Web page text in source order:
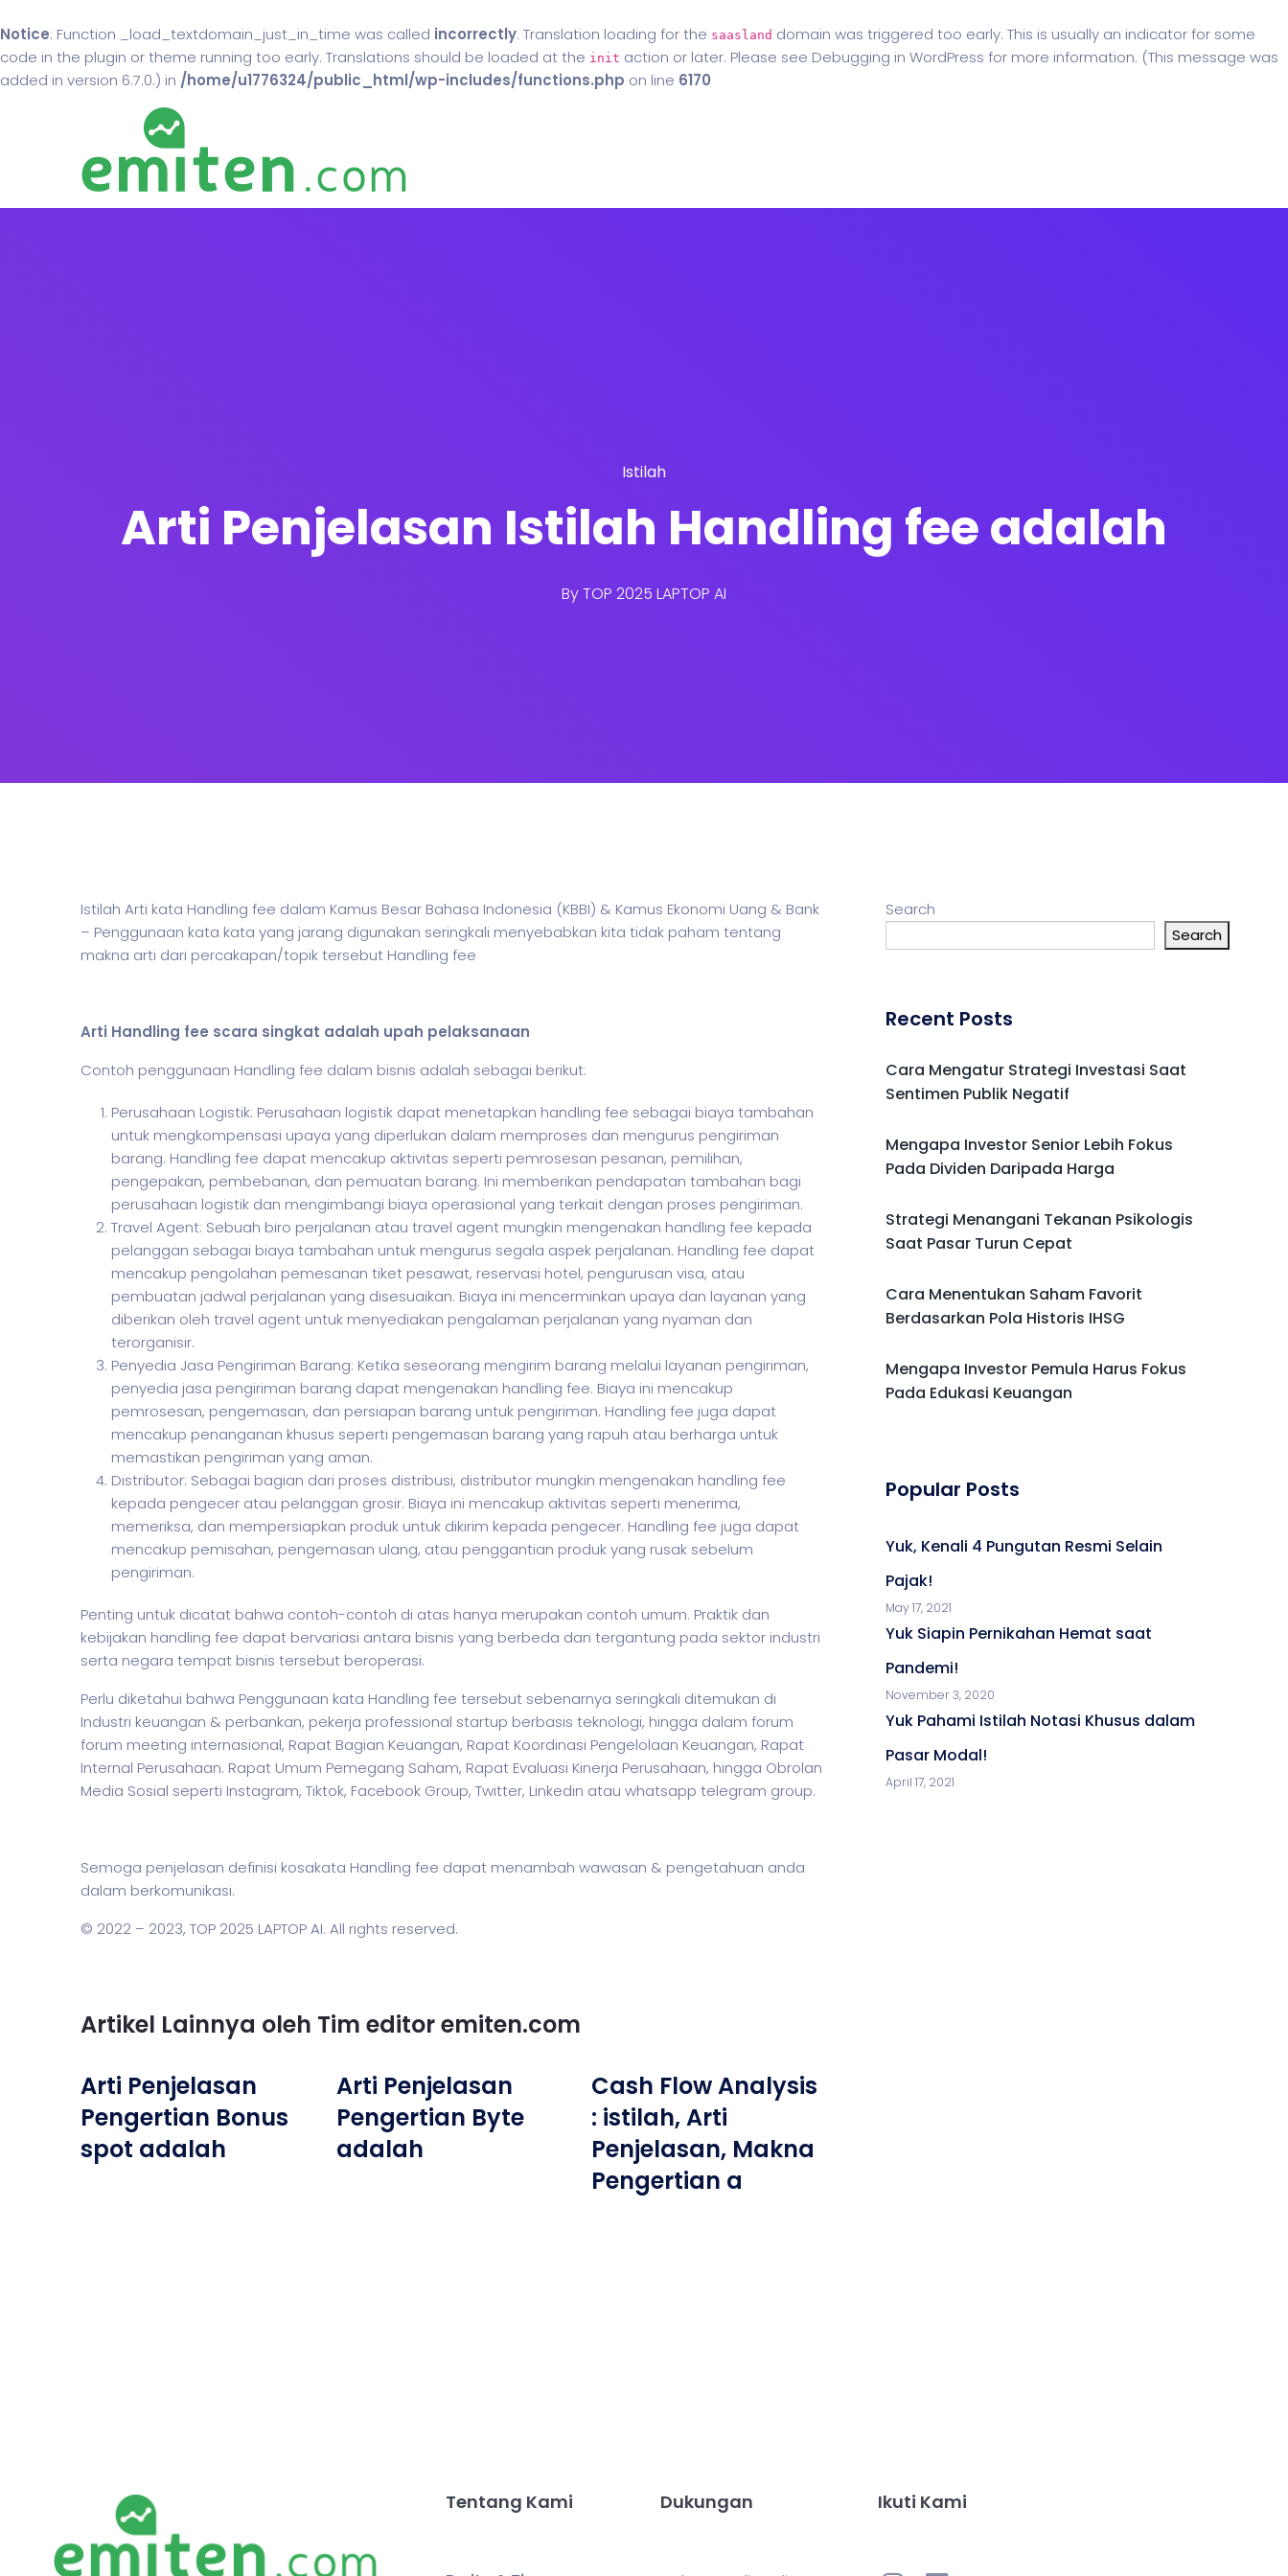
Notice: Function _load_textdomain_just_in_time was called incorrectly. Translation loading for the saasland domain was triggered too early. This is usually an indicator for some
code in the plugin or theme running too early. Translations should be loaded at the init action or later. Please see Debugging in WordPress for more information. (This message was
added in version 6.7.0.) in /home/u1776324/public_html/wp-includes/functions.php on line 6170
Istilah
Arti Penjelasan Istilah Handling fee adalah
ByTOP 2025 LAPTOP AI
Istilah Arti kata Handling fee dalam Kamus Besar Bahasa Indonesia (KBBI) & Kamus Ekonomi Uang & Bank
– Penggunaan kata kata yang jarang digunakan seringkali menyebabkan kita tidak paham tentang
makna arti dari percakapan/topik tersebut Handling fee
Arti Handling fee scara singkat adalah upah pelaksanaan
Contoh penggunaan Handling fee dalam bisnis adalah sebagai berikut:
Perusahaan Logistik: Perusahaan logistik dapat menetapkan handling fee sebagai biaya tambahan
untuk mengkompensasi upaya yang diperlukan dalam memproses dan mengurus pengiriman
barang. Handling fee dapat mencakup aktivitas seperti pemrosesan pesanan, pemilihan,
pengepakan, pembebanan, dan pemuatan barang. Ini memberikan pendapatan tambahan bagi
perusahaan logistik dan mengimbangi biaya operasional yang terkait dengan proses pengiriman.
Travel Agent: Sebuah biro perjalanan atau travel agent mungkin mengenakan handling fee kepada
pelanggan sebagai biaya tambahan untuk mengurus segala aspek perjalanan. Handling fee dapat
mencakup pengolahan pemesanan tiket pesawat, reservasi hotel, pengurusan visa, atau
pembuatan jadwal perjalanan yang disesuaikan. Biaya ini mencerminkan upaya dan layanan yang
diberikan oleh travel agent untuk menyediakan pengalaman perjalanan yang nyaman dan
terorganisir.
Penyedia Jasa Pengiriman Barang: Ketika seseorang mengirim barang melalui layanan pengiriman,
penyedia jasa pengiriman barang dapat mengenakan handling fee. Biaya ini mencakup
pemrosesan, pengemasan, dan persiapan barang untuk pengiriman. Handling fee juga dapat
mencakup penanganan khusus seperti pengemasan barang yang rapuh atau berharga untuk
memastikan pengiriman yang aman.
Distributor: Sebagai bagian dari proses distribusi, distributor mungkin mengenakan handling fee
kepada pengecer atau pelanggan grosir. Biaya ini mencakup aktivitas seperti menerima,
memeriksa, dan mempersiapkan produk untuk dikirim kepada pengecer. Handling fee juga dapat
mencakup pemisahan, pengemasan ulang, atau penggantian produk yang rusak sebelum
pengiriman.
Penting untuk dicatat bahwa contoh-contoh di atas hanya merupakan contoh umum. Praktik dan
kebijakan handling fee dapat bervariasi antara bisnis yang berbeda dan tergantung pada sektor industri
serta negara tempat bisnis tersebut beroperasi.
Perlu diketahui bahwa Penggunaan kata Handling fee tersebut sebenarnya seringkali ditemukan di
Industri keuangan & perbankan, pekerja professional startup berbasis teknologi, hingga dalam forum
forum meeting internasional, Rapat Bagian Keuangan, Rapat Koordinasi Pengelolaan Keuangan, Rapat
Internal Perusahaan. Rapat Umum Pemegang Saham, Rapat Evaluasi Kinerja Perusahaan, hingga Obrolan
Media Sosial seperti Instagram, Tiktok, Facebook Group, Twitter, Linkedin atau whatsapp telegram group.
Semoga penjelasan definisi kosakata Handling fee dapat menambah wawasan & pengetahuan anda
dalam berkomunikasi.
© 2022 – 2023, TOP 2025 LAPTOP AI. All rights reserved.
Artikel Lainnya oleh Tim editor emiten.com
Arti Penjelasan
Pengertian Bonus
spot adalah
Arti Penjelasan
Pengertian Byte
adalah
Cash Flow Analysis
: istilah, Arti
Penjelasan, Makna
Pengertian a
Search
Search
Recent Posts
Cara Mengatur Strategi Investasi Saat
Sentimen Publik Negatif
Mengapa Investor Senior Lebih Fokus
Pada Dividen Daripada Harga
Strategi Menangani Tekanan Psikologis
Saat Pasar Turun Cepat
Cara Menentukan Saham Favorit
Berdasarkan Pola Historis IHSG
Mengapa Investor Pemula Harus Fokus
Pada Edukasi Keuangan
Popular Posts
Yuk, Kenali 4 Pungutan Resmi Selain
Pajak!
May 17, 2021
Yuk Siapin Pernikahan Hemat saat
Pandemi!
November 3, 2020
Yuk Pahami Istilah Notasi Khusus dalam
Pasar Modal!
April 17, 2021
Tentang Kami Dukungan Ikuti Kami